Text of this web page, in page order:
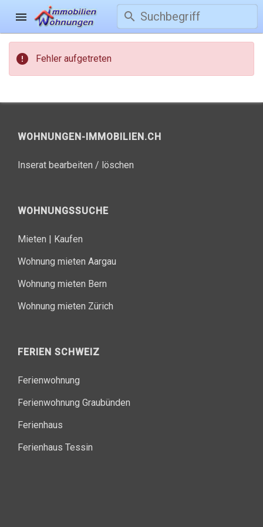
menu search
error Fehler aufgetreten
WOHNUNGEN-IMMOBILIEN.CH
Inserat bearbeiten / löschen
WOHNUNGSSUCHE
Mieten | Kaufen
Wohnung mieten Aargau
Wohnung mieten Bern
Wohnung mieten Zürich
FERIEN SCHWEIZ
Ferienwohnung
Ferienwohnung Graubünden
Ferienhaus
Ferienhaus Tessin